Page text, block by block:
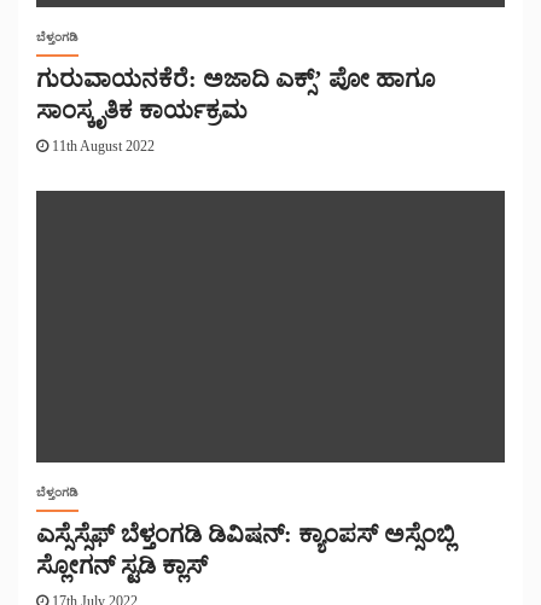
ಬೆಳ್ತಂಗಡಿ
ಗುರುವಾಯನಕೆರೆ: ಅಜಾದಿ ಎಕ್ಸ್’ ಪೋ ಹಾಗೂ
ಸಾಂಸ್ಕೃತಿಕ ಕಾರ್ಯಕ್ರಮ
11th August 2022
ಬೆಳ್ತಂಗಡಿ
ಎಸ್ಸೆಸ್ಸೆಫ್ ಬೆಳ್ತಂಗಡಿ ಡಿವಿಷನ್: ಕ್ಯಾಂಪಸ್ ಅಸ್ಸೆಂಬ್ಲಿ
ಸ್ಲೋಗನ್ ಸ್ಟಡಿ ಕ್ಲಾಸ್
17th July 2022